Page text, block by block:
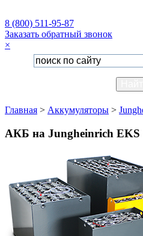
8 (800) 511-95-87
Заказать обратный звонок
×
Главная > Аккумуляторы >
АКБ на Jungheinrich EKS